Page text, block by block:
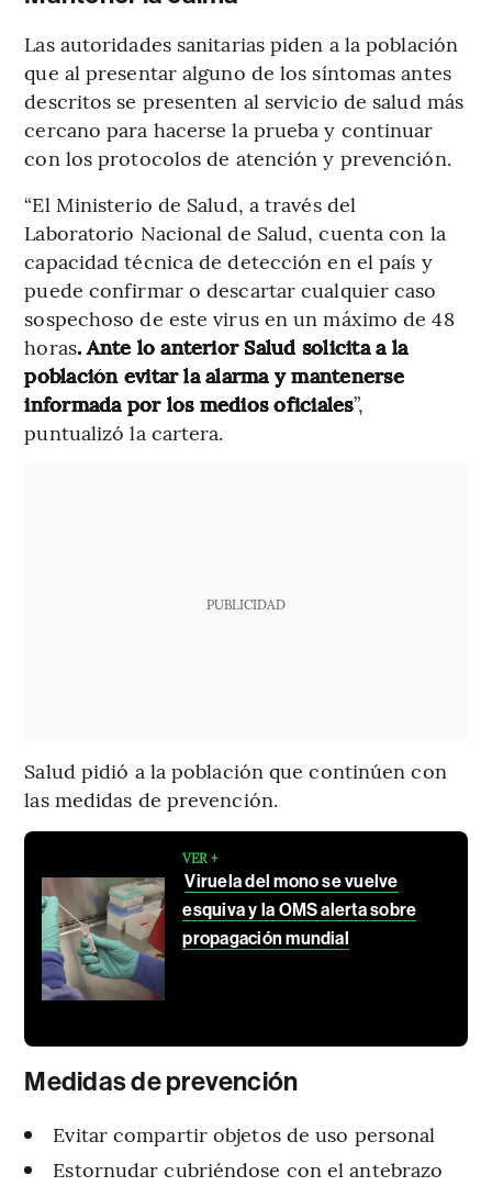
Las autoridades sanitarias piden a la población
que al presentar alguno de los síntomas antes
descritos se presenten al servicio de salud más
cercano para hacerse la prueba y continuar
con los protocolos de atención y prevención.
“El Ministerio de Salud, a través del
Laboratorio Nacional de Salud, cuenta con la
capacidad técnica de detección en el país y
puede confirmar o descartar cualquier caso
sospechoso de este virus en un máximo de 48
horas. Ante lo anterior Salud solicita a la
población evitar la alarma y mantenerse
informada por los medios oficiales”,
puntualizó la cartera.
PUBLICIDAD
Salud pidió a la población que continúen con
las medidas de prevención.
VER +
Viruela del mono se vuelve
esquiva y la OMS alerta sobre
propagación mundial
Medidas de prevención
Evitar compartir objetos de uso personal
Estornudar cubriéndose con el antebrazo